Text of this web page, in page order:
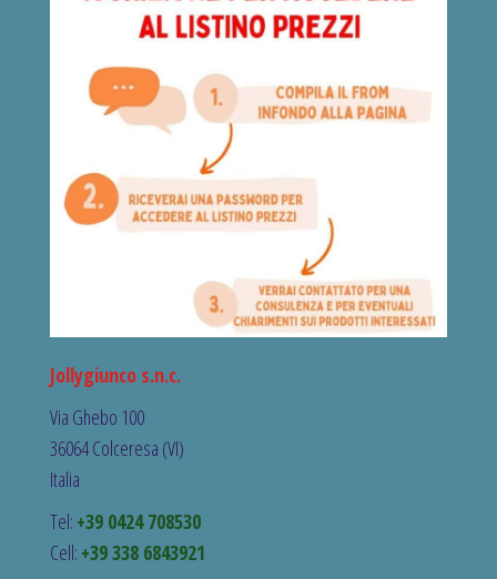
Jollygiunco s.n.c.
Via Ghebo 100
36064 Colceresa (VI)
Italia
Tel: +39 0424 708530
Cell: +39 338 6843921